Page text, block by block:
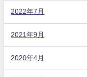
2022年7月
2021年9月
2020年4月